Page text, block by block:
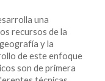
una
recursos de la
y la
de este enfoque
son de primera